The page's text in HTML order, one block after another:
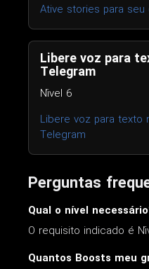
Ative stories para
Libere voz para
Telegram
Nível 6
Libere voz para texto
Telegram
Perguntas
Qual o nível
O requisito indicado é
Quantos Boosts meu